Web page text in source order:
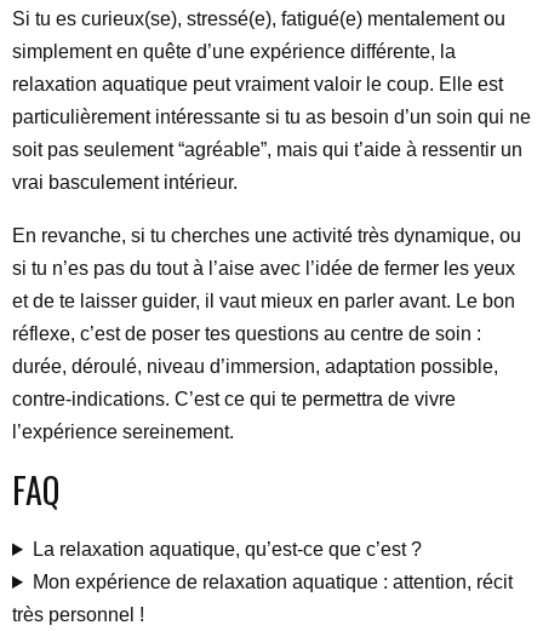
Si tu es curieux(se), stressé(e), fatigué(e) mentalement ou
simplement en quête d’une expérience différente, la
relaxation aquatique peut vraiment valoir le coup. Elle est
particulièrement intéressante si tu as besoin d’un soin qui ne
soit pas seulement “agréable”, mais qui t’aide à ressentir un
vrai basculement intérieur.
En revanche, si tu cherches une activité très dynamique, ou
si tu n’es pas du tout à l’aise avec l’idée de fermer les yeux
et de te laisser guider, il vaut mieux en parler avant. Le bon
réflexe, c’est de poser tes questions au centre de soin :
durée, déroulé, niveau d’immersion, adaptation possible,
contre-indications. C’est ce qui te permettra de vivre
l’expérience sereinement.
FAQ
La relaxation aquatique, qu’est-ce que c’est ?
Mon expérience de relaxation aquatique : attention, récit
très personnel !